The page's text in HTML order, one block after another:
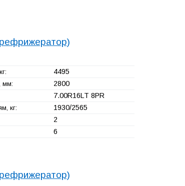
4495
мм: 2800
7.00R16LT 8PR
кг: 1930/2565
2
6